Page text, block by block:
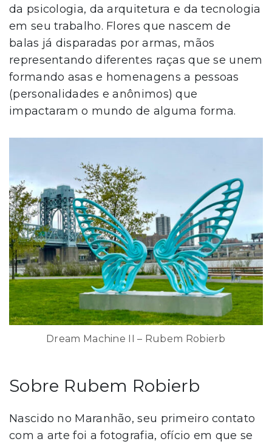
da psicologia, da arquitetura e da tecnologia
em seu trabalho. Flores que nascem de
balas já disparadas por armas, mãos
representando diferentes raças que se unem
formando asas e homenagens a pessoas
(personalidades e anônimos) que
impactaram o mundo de alguma forma.
Dream Machine II – Rubem Robierb
Sobre Rubem Robierb
Nascido no Maranhão, seu primeiro contato
com a arte foi a fotografia, ofício em que se